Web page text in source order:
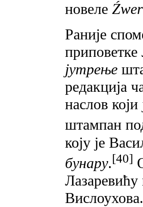
новеле
Раније
јутрење
редакција
наслов
штампан
коју је
бунару.[40]